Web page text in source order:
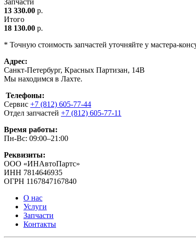
13 330.00 р.
Итого
18 130.00 р.
* Точную стоимость запчастей уточняйте у мастера-
Адрес:
Санкт-Петербург, Красных Партизан, 14В
Мы находимся в Лахте.
Телефоны:
Сервис +7 (812) 605-77-44
Отдел запчастей +7 (812) 605-77-11
Время работы:
Пн-Вс: 09:00–21:00
Реквизиты:
ООО «ИНАвтоПартс»
ИНН 7814646935
ОГРН 1167847167840
О нас
Услуги
Запчасти
Контакты